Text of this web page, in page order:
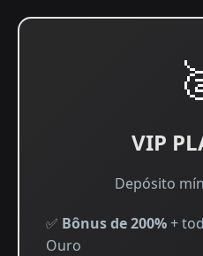
VIP
Depósito
✅ Bônus de 200%+
Ouro